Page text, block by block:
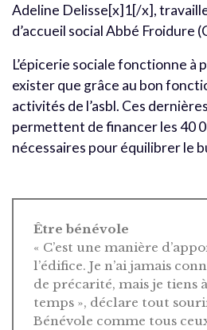
Adeline Delisse[x]1[/x],
d’accueil social Abbé Froidure
L’épicerie sociale fonctionne à
exister que grâce au bon
activités de l’asbl. Ces
permettent de financer les 40
nécessaires pour équilibrer le
Être bénévole
« C’est une manière
l’édifice. Je n’ai jamais
de précarité, mais je tiens
temps », déclare tout
Bénévole comme tous